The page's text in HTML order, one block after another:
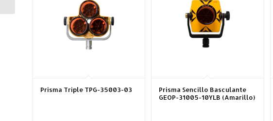
Prisma Triple TPG-35003-03
Prisma Sencillo Basculante
GEOP-31005-10YLB (Amarillo)